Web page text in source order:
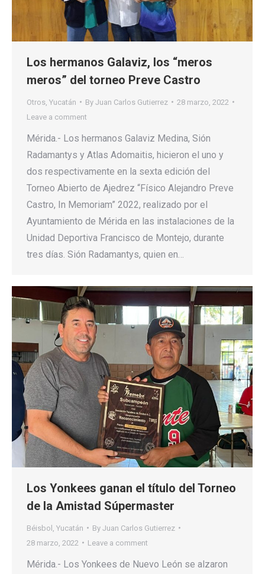
Los hermanos Galaviz, los “meros
meros” del torneo Preve Castro
Otros Yucatán By Juan Carlos Gutierrez
28 marzo, 2022
Leave a comment
Mérida.- Los hermanos Galaviz Medina, Sión
Radamantys y Atlas Adomaitis, hicieron el uno y
dos respectivamente en la sexta edición del
Torneo Abierto de Ajedrez “Físico Alejandro Preve
Castro, In Memoriam” 2022, realizado por el
Ayuntamiento de Mérida en las instalaciones de la
Unidad Deportiva Francisco de Montejo, durante
tres días. Sión Radamantys, quien en…
Los Yonkees ganan el título del Torneo
de la Amistad Súpermaster
Béisbol Yucatán By Juan Carlos Gutierrez
28 marzo, 2022
Leave a comment
Mérida.- Los Yonkees de Nuevo León se alzaron